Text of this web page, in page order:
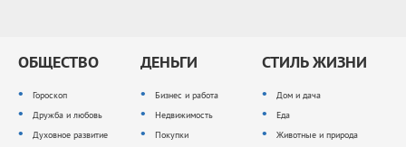
ОБЩЕСТВО
Гороскоп
Дружба и любовь
Духовное развитие
ДЕНЬГИ
Бизнес и работа
Недвижимость
Покупки
СТИЛЬ ЖИЗНИ
Дом и дача
Еда
Животные и природа